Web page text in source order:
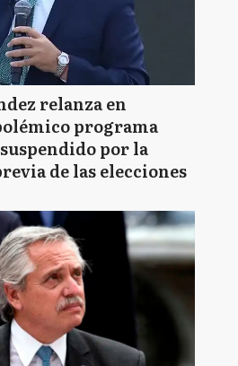
relanza en
programa
por la
de las elecciones